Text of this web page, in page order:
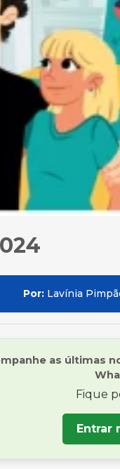
Por: Lavínia
as últimas
Fique
Entrar